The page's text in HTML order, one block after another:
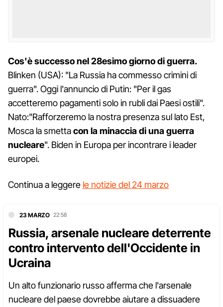
Cos'è successo nel 28esimo giorno di guerra.
Blinken (USA): "La Russia ha commesso crimini di
guerra". Oggi l'annuncio di Putin: "Per il gas
accetteremo pagamenti solo in rubli dai Paesi ostili".
Nato:"Rafforzeremo la nostra presenza sul lato Est,
Mosca la smettacon la minaccia di una guerra
nucleare". Biden in Europa per incontrare i leader
europei.
Continua a leggere le notizie del 24 marzo
23 MARZO 22:58
Russia, arsenale nucleare deterrente
contro intervento dell'Occidente in
Ucraina
Un alto funzionario russo afferma che l'arsenale
nucleare del paese dovrebbe aiutare a dissuadere